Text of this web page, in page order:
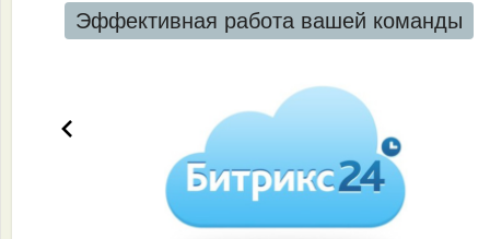
Эффективная работа вашей команды